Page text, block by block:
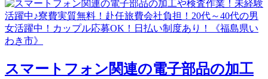
スマートフォン関連の電子部品の加工